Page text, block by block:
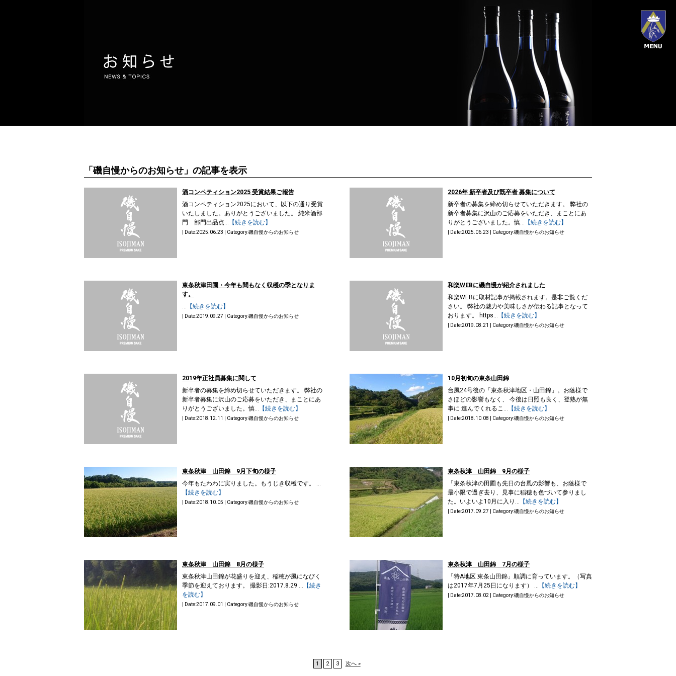
「磯自慢からのお知らせ」の記事を表示
酒コンペティション2025 受賞結果ご報告
酒コンペティション2025において、以下の通り受賞
いたしました。ありがとうございました。 純米酒部
門 部門出品点... 【続きを読む】
| Date:2025.06.23 | Category:磯自慢からのお知らせ
2026年 新卒者及び既卒者 募集について
新卒者の募集を締め切らせていただきます。 弊社の
新卒者募集に沢山のご応募をいただき、まことにあ
りがとうございました。慎... 【続きを読む】
| Date:2025.06.23 | Category:磯自慢からのお知らせ
東条秋津田圃・今年も間もなく収穫の季となりま
す。
... 【続きを読む】
| Date:2019.09.27 | Category:磯自慢からのお知らせ
和楽WEBに磯自慢が紹介されました
和楽WEBに取材記事が掲載されます。是非ご覧くだ
さい。 弊社の魅力や美味しさが伝わる記事となって
おります。 https... 【続きを読む】
| Date:2019.08.21 | Category:磯自慢からのお知らせ
2019年正社員募集に関して
新卒者の募集を締め切らせていただきます。 弊社の
新卒者募集に沢山のご応募をいただき、まことにあ
りがとうございました。慎... 【続きを読む】
| Date:2018.12.11 | Category:磯自慢からのお知らせ
10月初旬の東条山田錦
台風24号後の「東条秋津地区・山田錦」。お蔭様で
さほどの影響もなく、 今後は日照も良く、登熟が無
事に 進んでくれるこ... 【続きを読む】
| Date:2018.10.08 | Category:磯自慢からのお知らせ
東条秋津 山田錦 9月下旬の様子
今年もたわわに実りました。もうじき収穫です。 ...
【続きを読む】
| Date:2018.10.05 | Category:磯自慢からのお知らせ
東条秋津 山田錦 9月の様子
「東条秋津の田圃も先日の台風の影響も、お蔭様で
最小限で過ぎ去り、見事に稲穂も色づいて参りまし
た。いよいよ10月に入り... 【続きを読む】
| Date:2017.09.27 | Category:磯自慢からのお知らせ
東条秋津 山田錦 8月の様子
東条秋津山田錦が花盛りを迎え、稲穂が風になびく
季節を迎えております。 撮影日:2017.8.29 ... 【続き
を読む】
| Date:2017.09.01 | Category:磯自慢からのお知らせ
東条秋津 山田錦 7月の様子
「特A地区 東条山田錦」順調に育っています。（写真
は2017年7月25日になります） ... 【続きを読む】
| Date:2017.08.02 | Category:磯自慢からのお知らせ
1 2 3 次へ »